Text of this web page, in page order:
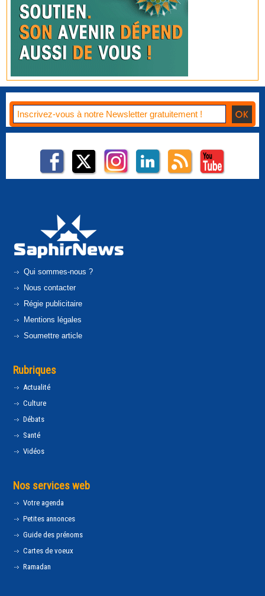
Qui sommes-nous ?
Nous contacter
Régie publicitaire
Mentions légales
Soumettre article
Rubriques
Actualité
Culture
Débats
Santé
Vidéos
Nos services web
Votre agenda
Petites annonces
Guide des prénoms
Cartes de voeux
Ramadan